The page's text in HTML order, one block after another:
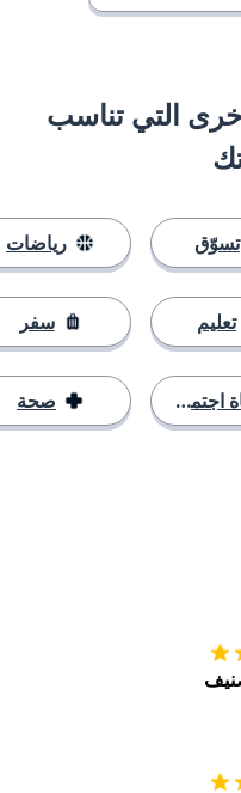
التي تناسب
تسوّق
تعليم
رياضات
سفر
صحة